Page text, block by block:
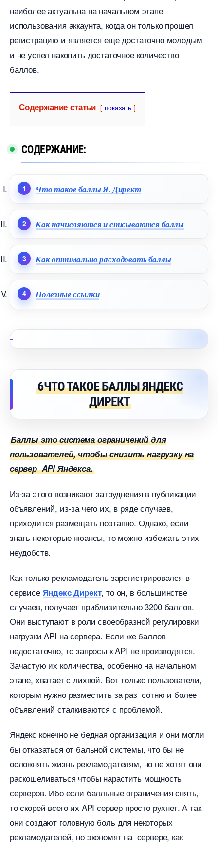
наиболее актуальна на начальном этапе
использования аккаунта, когда он только прошел
регистрацию и является еще достаточно молодым
и не успел накопить достаточное количество
аллов.
Содержание статьи показать
СОДЕРЖАНИЕ:
Что такое баллы Я. Директ
Как начисляются и списываются баллы
Как оптимально расходовать баллы
Полезные ссылки
6ЧТО ТАКОЕ БАЛЛЫ ЯНДЕКС
ДИРЕКТ
Баллы это система ограничений для
пользователей, чтобы снизить нагрузку на
сервер API Яндекса.
Из-за этого возникают затруднения в публикации
объявлений, из-за чего их, в ряде случаев,
приходится размещать поэтапно. Однако, если
знать некоторые нюансы, то можно избежать этих
неудобств.
Как только рекламодатель зарегистрировался
сервисе Яндекс Директ, то он, в большинстве
случаев, получает приблизительно 3200 баллов.
Они выступают в роли своеобразной регулировки
нагрузки API на сервера. Если же балло
недостаточно, то запросы к API не производятся.
Зачастую их количества, особенно на начальном
этапе, хватает с лихвой. Вот только пользователи,
которым нужно разместить за раз сотню и более
объявлений сталкиваются с проблемой.
Яндекс конечно не бедная организация и они могли
ы отказаться от бальной системы, что бы не
осложнять жизнь рекламодателям, но не хотят они
раскошеливаться чтобы нарастить мощность
серверов. Ибо если балльные ограничения снять,
то скорей всего их API сервер просто рухнет. А так
они создают головную боль для некоторых
рекламодателей, но экономят на сервере, как